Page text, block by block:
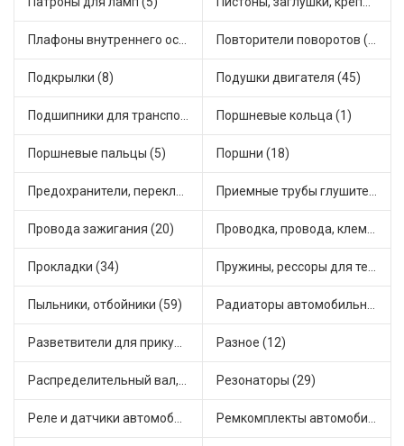
Плафоны внутреннего освещения (1) Повторители поворотов (12)
Подкрылки (8) Подушки двигателя (45)
Подшипники для транспорта (24) Поршневые кольца (1)
Поршневые пальцы (5) Поршни (18)
Предохранители, переключатели, кнопки автомобильные (65) Приемные трубы глушителя (8)
Провода зажигания (20) Проводка, провода, клеммы и разъемы (21)
Прокладки (34) Пружины, рессоры для техники (12)
Пыльники, отбойники (59) Радиаторы автомобильные (17)
Разветвители для прикуривателя (5) Разное (12)
Распределительный вал, шестерни распределительного (6) Резонаторы (29)
Реле и датчики автомобильные (137) Ремкомплекты автомобильные (78)